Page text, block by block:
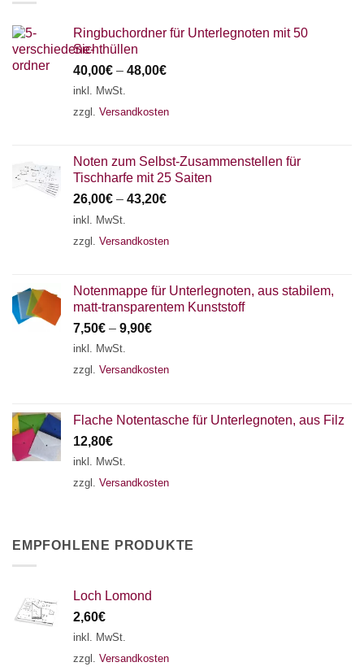
Ringbuchordner für Unterlegnoten mit 50
Sichthüllen
40,00€ – 48,00€
inkl. MwSt.
zzgl. Versandkosten
Noten zum Selbst-Zusammenstellen für
Tischharfe mit 25 Saiten
26,00€ – 43,20€
inkl. MwSt.
zzgl. Versandkosten
Notenmappe für Unterlegnoten, aus stabilem,
matt-transparentem Kunststoff
7,50€ – 9,90€
inkl. MwSt.
zzgl. Versandkosten
Flache Notentasche für Unterlegnoten, aus Filz
12,80€
inkl. MwSt.
zzgl. Versandkosten
EMPFOHLENE PRODUKTE
Loch Lomond
2,60€
inkl. MwSt.
zzgl. Versandkosten